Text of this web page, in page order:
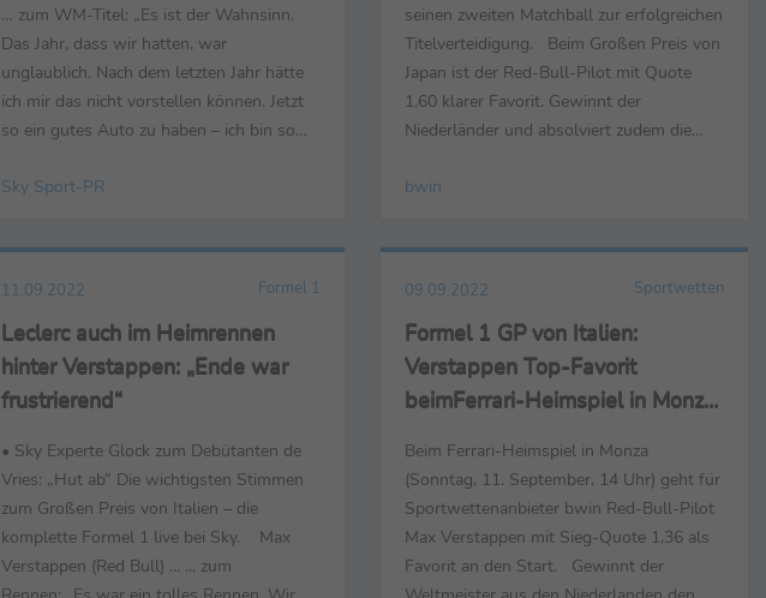
… zum WM-Titel: „Es ist der Wahnsinn.
Das Jahr, dass wir hatten, war
unglaublich. Nach dem letzten Jahr hätte
ich mir das nicht vorstellen können. Jetzt
so ein gutes Auto zu haben – ich bin so
beigetragen haben. Das ganze Team hier
Fabrik, das immer Vollgas gibt, immer
Sky Sport-PR
seinen zweiten Matchball zur erfolgreichen
Titelverteidigung. Beim Großen Preis von
Japan ist der Red-Bull-Pilot mit Quote
1,60 klarer Favorit. Gewinnt der
Niederländer und absolviert zudem die
Boxenstopp, zahlt bwin das 7,00-Fache
Vize-Weltmeisters streiten sich Ferrari-
bwin
11.09.2022 Formel 1
Leclerc auch im Heimrennen
hinter Verstappen: „Ende war
frustrierend“
• Sky Experte Glock zum Debütanten de
Vries: „Hut ab“ Die wichtigsten Stimmen
zum Großen Preis von Italien – die
komplette Formel 1 live bei Sky. Max
Verstappen (Red Bull) ... ... zum
09.09.2022 Sportwetten
Formel 1 GP von Italien:
Verstappen Top-Favorit
beimFerrari-Heimspiel in Monza
Beim Ferrari-Heimspiel in Monza
(Sonntag, 11. September, 14 Uhr) geht für
Sportwettenanbieter bwin Red-Bull-Pilot
Max Verstappen mit Sieg-Quote 1,36 als
Favorit an den Start. Gewinnt der